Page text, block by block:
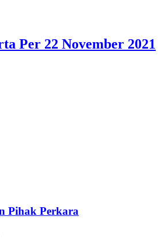
Per 22 November 2021
Pihak Perkara